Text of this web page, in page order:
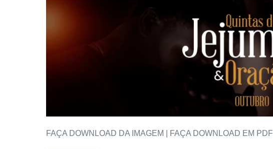
FAÇA DOWNLOAD DA IMAGEM | FAÇA DOWNLOAD EM PDF